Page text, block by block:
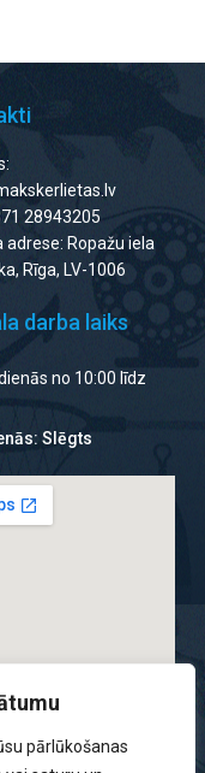
pārlūkošanas
28943205
adrese: Ropažu iela
Rīga, LV-1006
darba laiks
no 10:00 līdz
Slēgts